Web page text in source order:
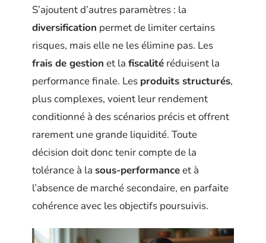
S’ajoutent d’autres paramètres : la
diversification permet de limiter certains
risques, mais elle ne les élimine pas. Les
frais de gestion et la fiscalité réduisent la
performance finale. Les produits structurés,
plus complexes, voient leur rendement
conditionné à des scénarios précis et offrent
rarement une grande liquidité. Toute
décision doit donc tenir compte de la
tolérance à la sous-performanceet à
l’absence de marché secondaire, en parfaite
cohérence avec les objectifs poursuivis.